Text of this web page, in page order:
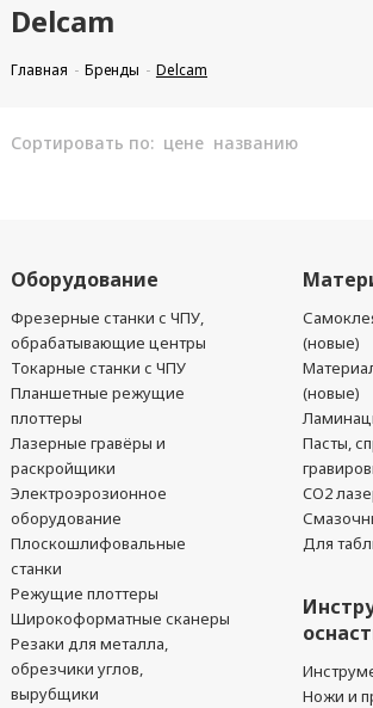
Delcam
Главная Бренды Delcam
Сортировать по: цене названию
Оборудование
Фрезерные станки с ЧПУ,
обрабатывающие центры
Токарные станки с ЧПУ
Планшетные режущие
плоттеры
Лазерные гравёры и
раскройщики
Электроэрозионное
оборудование
Плоскошлифовальные
станки
Режущие плоттеры
Широкоформатные сканеры
Резаки для металла,
обрезчики углов,
вырубщики
(новые)
(новые)
Пасты,
CO2
Для
Ножи и